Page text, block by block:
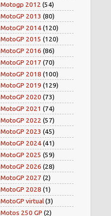
Motogp 2012 (54)
MotoGP 2013 (80)
MotoGP 2014(120)
MotoGP 2015 (120)
MotoGP 2016 (86)
MotoGP 2017 (70)
MotoGP 2018 (100)
MotoGP 2019 (129)
MotoGP 2020 (73)
MotoGP 2021 (74)
MotoGP 2022 (57)
MotoGP 2023 (45)
MotoGP 2024(41)
MotoGP 2025 (59)
MotoGP 2026 (28)
MotoGP 2027 (2)
MotoGP 2028 (1)
MotoGP virtual(3)
Motos 250 GP (2)